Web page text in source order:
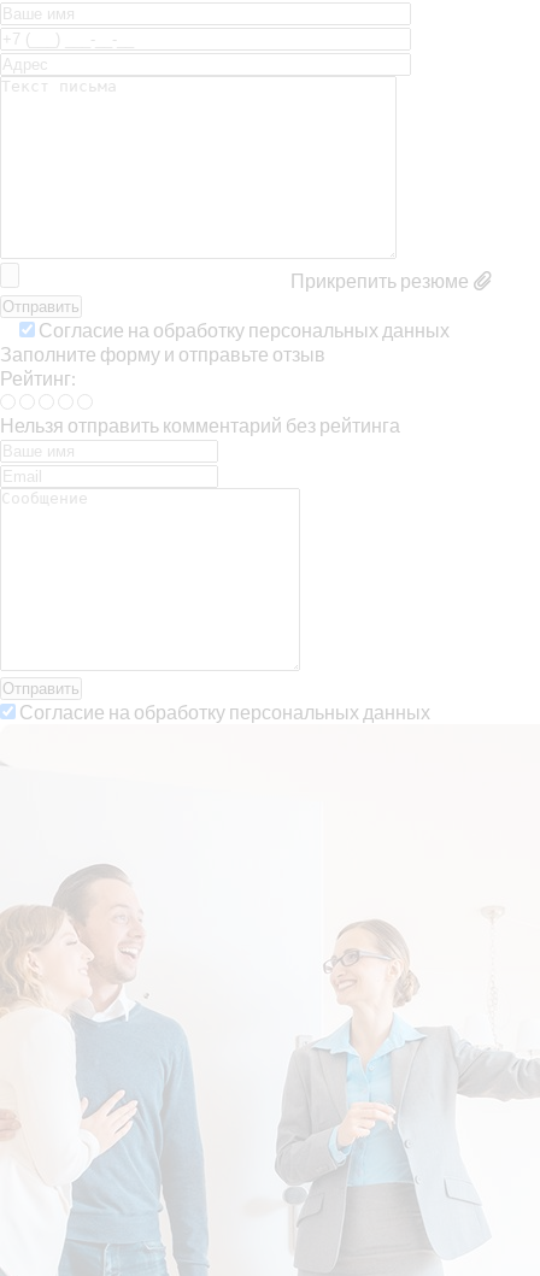
Прикрепить резюме
Согласие на обработку персональных данных
Заполните форму и отправьте отзыв
Рейтинг:
Нельзя отправить комментарий без рейтинга
Отправить
Согласие на обработку персональных данных